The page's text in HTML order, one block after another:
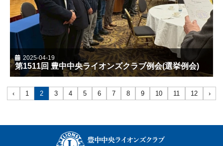
2025-04-19
第1511回 豊中中央ライオンズクラブ例会(選挙例会)
‹ 1 2 3 4 5 6 7 8 9 10 11 12 ›